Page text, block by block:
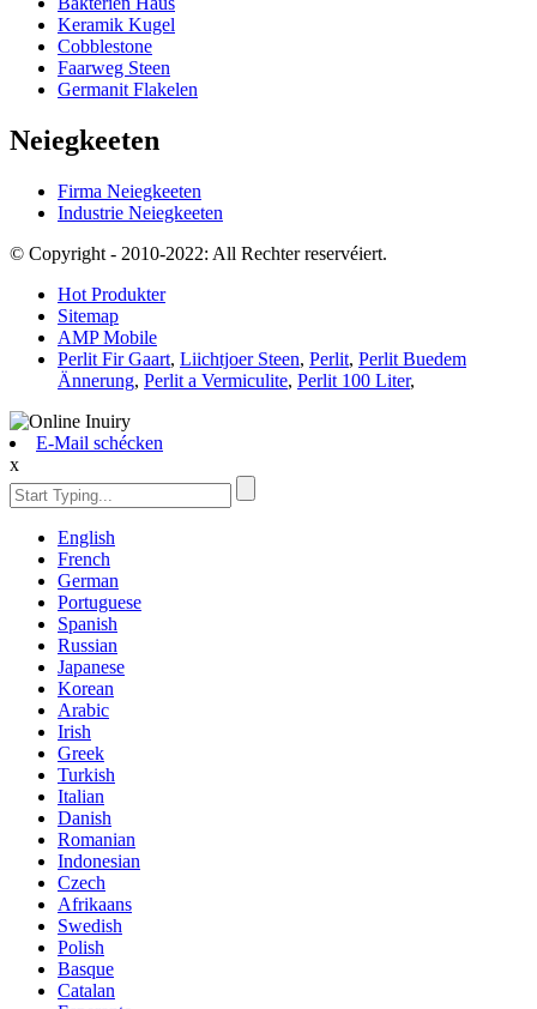
Keramik Kugel
Cobblestone
Faarweg Steen
Germanit Flakelen
Neiegkeeten
Firma Neiegkeeten
Industrie Neiegkeeten
© Copyright - 2010-2022: All Rechter reservéiert.
Hot Produkter
Sitemap
AMP Mobile
Perlit Fir Gaart, Liichtjoer Steen, Perlit, Perlit Buedem
Ännerung, Perlit a Vermiculite, Perlit 100 Liter,
E-Mail schécken
x
English
French
German
Portuguese
Spanish
Russian
Japanese
Korean
Arabic
Irish
Greek
Turkish
Italian
Danish
Romanian
Indonesian
Czech
Afrikaans
Swedish
Polish
Basque
Catalan